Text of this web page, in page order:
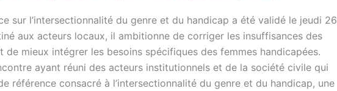
sur l’intersectionnalité du genre et du handicap a été validé le jeudi 26
aux acteurs locaux, il ambitionne de corriger les insuffisances des
de mieux intégrer les besoins spécifiques des femmes handicapées.
ayant réuni des acteurs institutionnels et de la société civile qui
référence consacré à l’intersectionnalité du genre et du handicap, une